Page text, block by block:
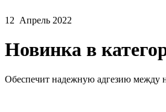
12 Апрель 2022
Новинка в
Обеспечит надежную адгезию между